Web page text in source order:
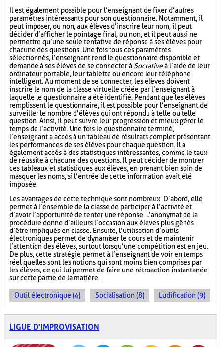
Il est également possible pour l’enseignant de fixer d’autres
paramètres intéressants pour son questionnaire. Notamment, il
peut imposer, ou non, aux élèves d’inscrire leur nom, il peut
décider d’afficher le pointage final, ou non, et il peut aussi ne
permettre qu’une seule tentative de réponse à ses élèves pour
chacune des questions. Une fois tous ces paramètres
sélectionnés, l’enseignant rend le questionnaire disponible et
demande à ses élèves de se connecter à Socrativeà l’aide de leur
ordinateur portable, leur tablette ou encore leur téléphone
intelligent. Au moment de se connecter, les élèves doivent
inscrire le nom de la classe virtuelle créée par l’enseignant à
laquelle le questionnaire a été identifié. Pendant que les élèves
remplissent le questionnaire, il est possible pour l’enseignant de
surveiller le nombre d’élèves qui ont répondu à telle ou telle
question. Ainsi, il peut suivre leur progression et mieux gérer le
temps de l’activité. Une fois le questionnaire terminé,
l’enseignant a accès à un tableau de résultats complet présentant
les performances de ses élèves pour chaque question. Il a
également accès à des statistiques intéressantes, comme le taux
de réussite à chacune des questions. Il peut décider de montrer
ces tableaux et statistiques aux élèves, en prenant bien soin de
masquer les noms, si l’entrée de cette information avait été
imposée.
Les avantages de cette technique sont nombreux. D’abord, elle
permet à l’ensemble de la classe de participer à l’activité et
d’avoir l’opportunité de tenter une réponse. L’anonymat de la
procédure donne d’ailleurs l’occasion aux élèves plus gênés
d’être impliqués en classe. Ensuite, l’utilisation d’outils
électroniques permet de dynamiser le cours et de maintenir
l’attention des élèves, surtout lorsqu’une compétition est en jeu.
De plus, cette stratégie permet à l’enseignant de voir en temps
réel quelles sont les notions qui sont moins bien comprises par
les élèves, ce qui lui permet de faire une rétroaction instantanée
sur cette partie de la matière.
Outil électronique (4) Socialisation (8) Ludification (9)
LIGUE D'IMPROVISATION